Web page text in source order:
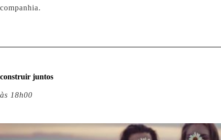
companhia.
construir juntos
às 18h00